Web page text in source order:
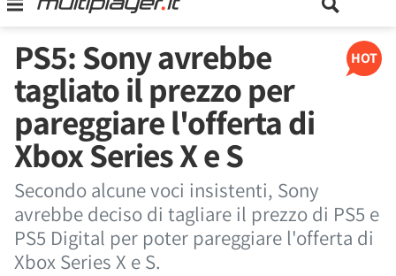
HOT
PS5: Sony avrebbe
tagliato il prezzo per
pareggiare l'offerta di
Xbox Series X e S
Secondo alcune voci insistenti, Sony
avrebbe deciso di tagliare il prezzo di PS5 e
PS5 Digital per poter pareggiare l'offerta di
Xbox Series X e S.